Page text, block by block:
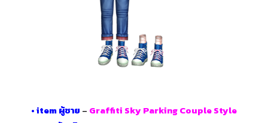
•item ผู้ชาย – Graffiti Sky Parking Couple Style